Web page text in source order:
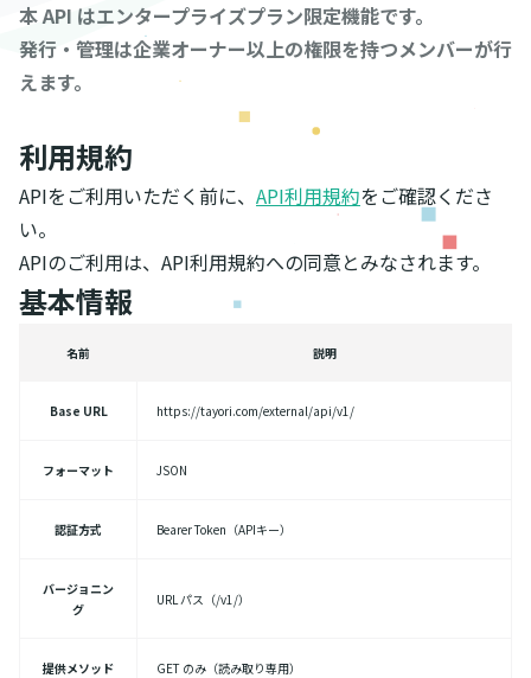
本 API はエンタープライズプラン限定機能です。
発行・管理は企業オーナー以上の権限を持つメンバーが行
えます。
利用規約
APIをご利用いただく前に、 API利用規約をご確認くださ
い。
APIのご利用は、API利用規約への同意とみなされます。
基本情報
名前 説明
Base URL https://tayori.com/external/api/v1/
フォーマット JSON
認証方式 Bearer Token（APIキー）
バージョニン
グ
URL パス（/v1/）
提供メソッド GET のみ（読み取り専用）